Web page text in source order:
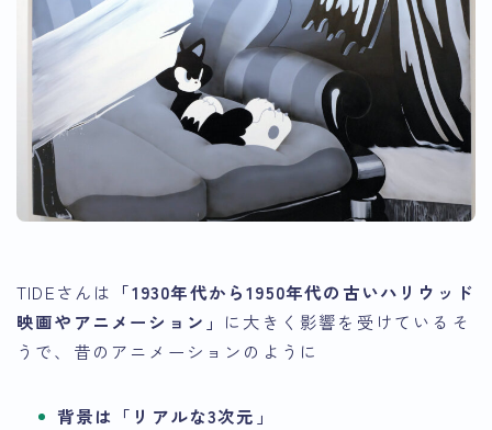
TIDEさんは 「1930年代から1950年代の古いハリウッド
映画やアニメーション」 に大きく影響を受けているそ
うで、昔のアニメーションのように
背景は「リアルな3次元」